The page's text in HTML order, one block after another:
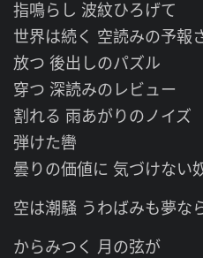
指鳴らし 波紋ひろげて
世界は続く 空読みの予報
放つ 後出しのパズル
穿つ 深読みのレビュー
割れる 雨あがりのノイズ
弾けた轡
曇りの価値に 気づけない
空は潮騒 うわばみも夢な
からみつく 月の弦が